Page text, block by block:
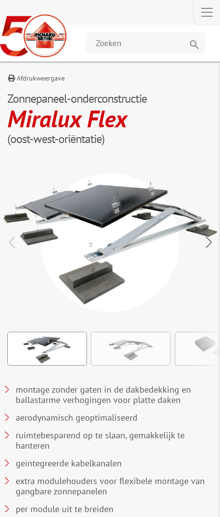
search
Afdrukweergave
Zonnepaneel-onderconstructie
Miralux Flex
(oost-west-oriëntatie)
montage zonder gaten in de dakbedekking en
ballastarme verhogingen voor platte daken
aerodynamisch geoptimaliseerd
ruimtebesparend op te slaan, gemakkelijk te
hanteren
geïntegreerde kabelkanalen
extra modulehouders voor flexibele montage van
gangbare zonnepanelen
per module uit te breiden
Verzoeken